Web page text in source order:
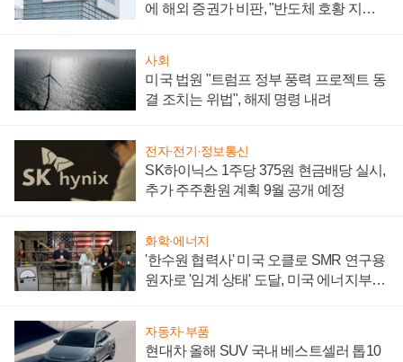
에 해외 증권가 비판, "반도체 호황 지속
사회
미국 법원 "트럼프 정부 풍력 프로젝트 동
결 조치는 위법", 해제 명령 내려
전자·전기·정보통신
SK하이닉스 1주당 375원 현금배당 실시,
추가 주주환원 계획 9월 공개 예정
화학·에너지
'한수원 협력사' 미국 오클로 SMR 연구용
원자로 '임계 상태' 도달, 미국 에너지부
자동차·부품
현대차 올해 SUV 국내 베스트셀러 톱10